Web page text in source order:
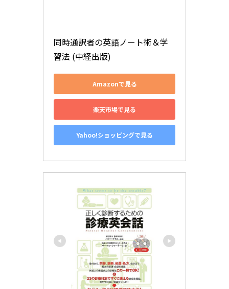
同時通訳者の英語ノート術＆学
習法 (中経出版)
Amazonで見る
楽天市場で見る
Yahoo!ショッピングで見る